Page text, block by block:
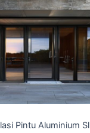
Pintu Aluminium